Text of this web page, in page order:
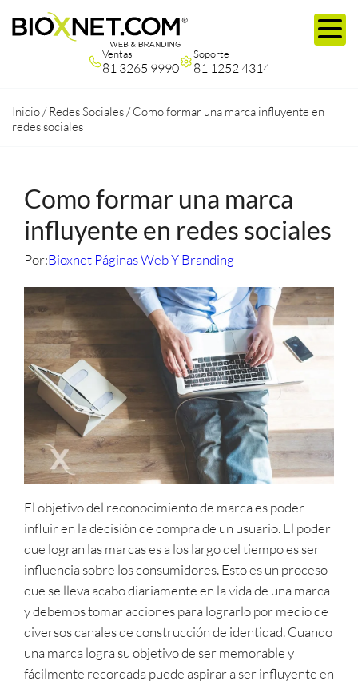
Ventas
81 3265 9990
Soporte
81 1252 4314
Inicio /Redes Sociales /Como formar una marca influyente en
redes sociales
Como formar una marca
influyente en redes sociales
Por:Bioxnet Páginas Web Y Branding
El objetivo del reconocimiento de marca es poder
influir en la decisión de compra de un usuario. El poder
que logran las marcas es a los largo del tiempo es ser
influencia sobre los consumidores. Esto es un proceso
que se lleva acabo diariamente en la vida de una marca
y debemos tomar acciones para lograrlo por medio de
diversos canales de construcción de identidad. Cuando
una marca logra su objetivo de ser memorable y
fácilmente recordada puede aspirar a ser influyente en